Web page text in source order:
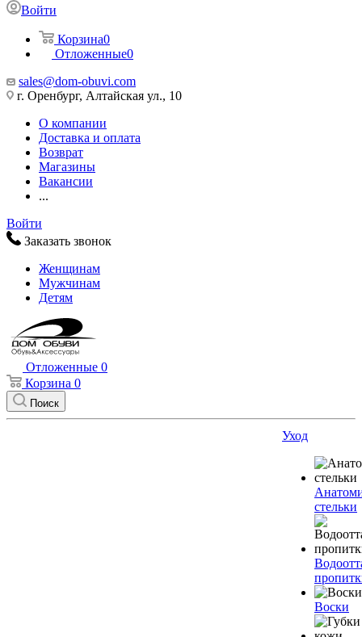
Войти
Корзина0
Отложенные0
sales@dom-obuvi.com
г. Оренбург, Алтайская ул., 10
О компании
Доставка и оплата
Возврат
Магазины
Вакансии
...
Войти
Заказать звонок
Женщинам
Мужчинам
Детям
Отложенные 0
Корзина 0
Поиск
Уход
стельки
Воски